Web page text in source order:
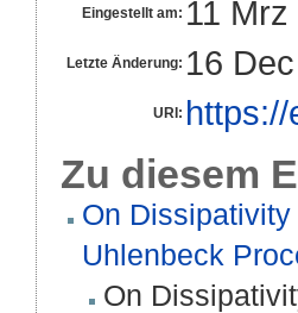
Eingestellt am: 11
Letzte Änderung: 16
URI:
Zu diesem
On
Uhlenbeck
On